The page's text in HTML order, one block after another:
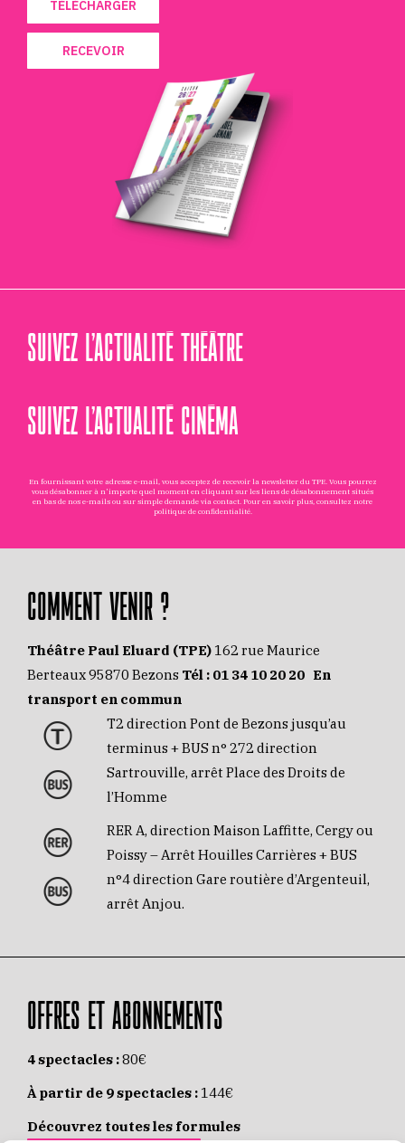
TÉLÉCHARGER
RECEVOIR
SUIVEZ L’ACTUALITÉ THÉÂTRE
SUIVEZ L’ACTUALITÉ CINÉMA
En fournissant votre adresse e-mail, vous acceptez de recevoir la newsletter du TPE. Vous pourrez
vous désabonner à n'importe quel moment en cliquant sur les liens de désabonnement situés
en bas de nos e-mails ou sur simple demande via contact . Pour en savoir plus, consultez notre
politique de confidentialité.
COMMENT VENIR ?
Théâtre Paul Eluard (TPE) 162 rue Maurice
Berteaux 95870 Bezons Tél : 01 34 10 20 20 En
transport en commun
T2 direction Pont de Bezons jusqu’au
terminus + BUS n° 272 direction
Sartrouville, arrêt Place des Droits de
l’Homme
RER A, direction Maison Laffitte, Cergy ou
Poissy – Arrêt Houilles Carrières + BUS
n°4 direction Gare routière d’Argenteuil,
arrêt Anjou.
OFFRES ET ABONNEMENTS
4 spectacles :80€
À partir de 9 spectacles : 144€
Découvrez toutes les formules